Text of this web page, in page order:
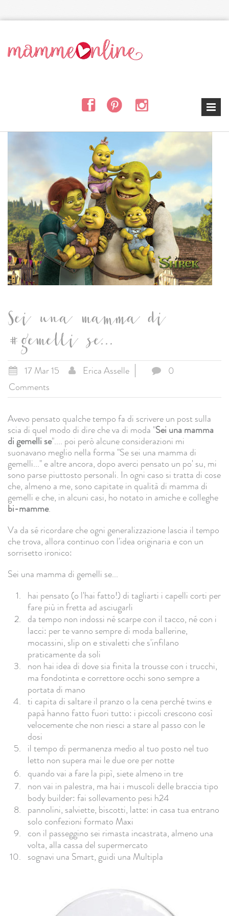
Sei una mamma di
#gemelli se...
17 Mar 15 Erica Asselle
0
Comments
Avevo pensato qualche tempo fa di scrivere un post sulla
scia di quel modo di dire che va di moda "Sei una mamma
di gemelli se".... poi però alcune considerazioni mi
suonavano meglio nella forma "Se sei una mamma di
gemelli..." e altre ancora, dopo averci pensato un po' su, mi
sono parse piuttosto personali. In ogni caso si tratta di cose
che, almeno a me, sono capitate in qualità di mamma di
gemelli e che, in alcuni casi, ho notato in amiche e colleghe
bi-mamme.
Va da sé ricordare che ogni generalizzazione lascia il tempo
che trova, allora continuo con l'idea originaria e con un
sorrisetto ironico:
Sei una mamma di gemelli se...
hai pensato (o l'hai fatto!) di tagliarti i capelli corti per
fare più in fretta ad asciugarli
da tempo non indossi né scarpe con il tacco, né con i
lacci: per te vanno sempre di moda ballerine,
mocassini, slip on e stivaletti che s'infilano
praticamente da soli
non hai idea di dove sia finita la trousse con i trucchi,
ma fondotinta e correttore occhi sono sempre a
portata di mano
ti capita di saltare il pranzo o la cena perché twins e
papà hanno fatto fuori tutto: i piccoli crescono così
velocemente che non riesci a stare al passo con le
dosi
il tempo di permanenza medio al tuo posto nel tuo
letto non supera mai le due ore per notte
quando vai a fare la pipì, siete almeno in tre
non vai in palestra, ma hai i muscoli delle braccia tipo
body builder: fai sollevamento pesi h24
pannolini, salviette, biscotti, latte: in casa tua entrano
solo confezioni formato Maxi
con il passeggino sei rimasta incastrata, almeno una
volta, alla cassa del supermercato
sognavi una Smart, guidi una Multipla